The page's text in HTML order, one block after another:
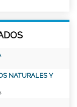
NATURALES Y